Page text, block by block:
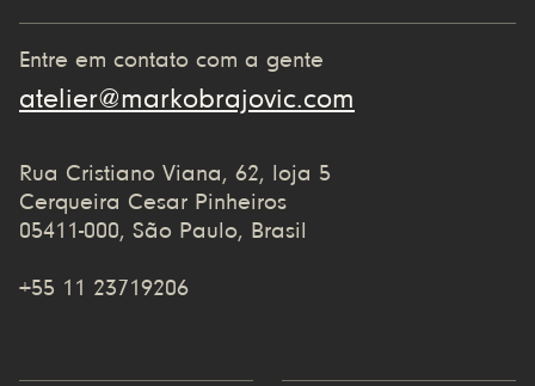
Entre em contato com a gente
atelier@markobrajovic.com
Rua Cristiano Viana, 62, loja 5
Cerqueira Cesar Pinheiros
05411-000, São Paulo, Brasil
+55 11 23719206